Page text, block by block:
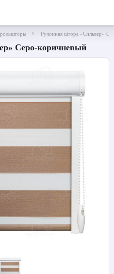
Рулонная штора «Сильвер»
Серо-коричневый